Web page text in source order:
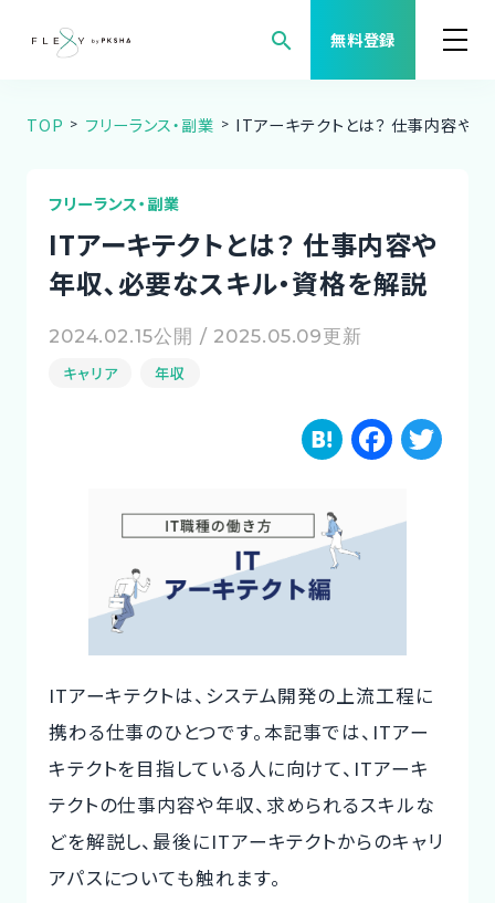
search 無料登録
案件検索
職種から案件を探す
FLEXYについて
よくある質問
福利厚生
ご利用の流れ
コーディネーター紹介
法人の方
今すぐ無料で登録 ログイン
TOP フリーランス・副業 ITアーキテクトとは？ 仕事内容や
フリーランス・副業
ITアーキテクトとは？ 仕事内容や
年収､必要なスキル・資格を解説
2024.02.15公開 / 2025.05.09更新
キャリア 年収
H
te
n
F
c
o
o
k
ITアーキテクトは、システム開発の上流工程に
携わる仕事のひとつです。本記事では、ITアー
キテクトを目指している人に向けて、ITアーキ
テクトの仕事内容や年収、求められるスキルな
どを解説し、最後にITアーキテクトからのキャリ
アパスについても触れます。